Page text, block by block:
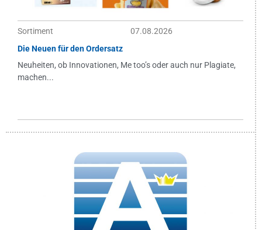
Sortiment
07.08.2026
Die Neuen für den Ordersatz
Neuheiten, ob Innovationen, Me too’s oder auch nur Plagiate,
machen...